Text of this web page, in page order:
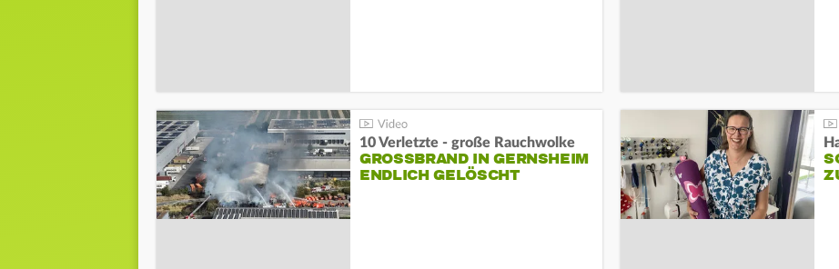
10 Verletzte - große Rauchwolke
GROSSBRAND IN GERNSHEIM E
NDLICH GELÖSCHT